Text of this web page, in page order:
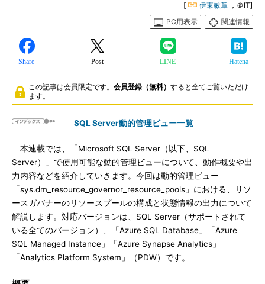
[ 伊東敏章 ，＠IT]
PC用表示
関連情報
Share Post LINE Hatena
この記事は会員限定です。 会員登録（無料） すると全てご覧いただけ
ます。
SQL Server動的管理ビュー一覧
本連載では、「Microsoft SQL Server（以下、SQL
Server）」で使用可能な動的管理ビューについて、動作概要や出
力内容などを紹介していきます。今回は動的管理ビュー
「sys.dm_resource_governor_resource_pools」における、リソ
ースガバナーのリソースプールの構成と状態情報の出力について
解説します。対応バージョンは、SQL Server（サポートされて
いる全てのバージョン）、「Azure SQL Database」「Azure
SQL Managed Instance」「Azure Synapse Analytics」
「Analytics Platform System」（PDW）です。